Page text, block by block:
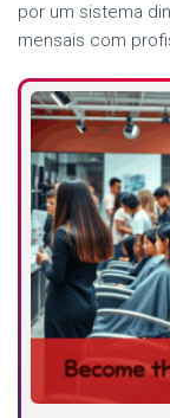
por um sistema
mensais com